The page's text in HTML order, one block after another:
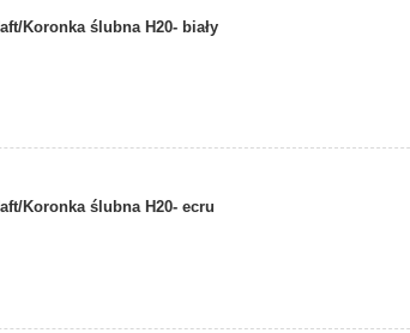
Koronka ślubna H20- biały
Koronka ślubna H20- ecru